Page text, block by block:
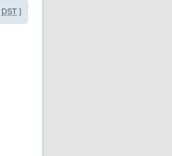
DST ]